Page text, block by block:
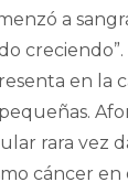
a
creciendo”.
en la
rara vez
cáncer en